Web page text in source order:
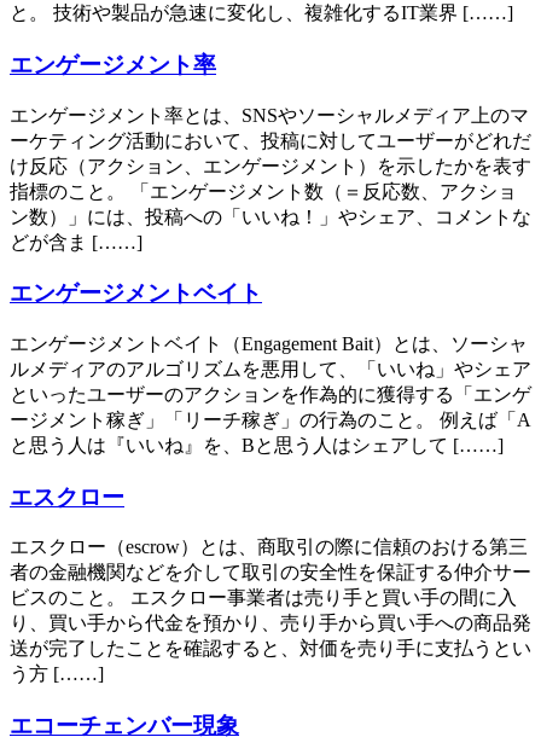
と。 技術や製品が急速に変化し、複雑化するIT業界 [……]
エンゲージメント率
エンゲージメント率とは、SNSやソーシャルメディア上のマ
ーケティング活動において、投稿に対してユーザーがどれだ
け反応（アクション、エンゲージメント）を示したかを表す
指標のこと。 「エンゲージメント数（＝反応数、アクショ
ン数）」には、投稿への「いいね！」やシェア、コメントな
どが含ま [……]
エンゲージメントベイト
エンゲージメントベイト（Engagement Bait）とは、ソーシャ
ルメディアのアルゴリズムを悪用して、「いいね」やシェア
といったユーザーのアクションを作為的に獲得する「エンゲ
ージメント稼ぎ」「リーチ稼ぎ」の行為のこと。 例えば「A
と思う人は『いいね』を、Bと思う人はシェアして [……]
エスクロー
エスクロー（escrow）とは、商取引の際に信頼のおける第三
者の金融機関などを介して取引の安全性を保証する仲介サー
ビスのこと。 エスクロー事業者は売り手と買い手の間に入
り、買い手から代金を預かり、売り手から買い手への商品発
送が完了したことを確認すると、対価を売り手に支払うとい
う方 [……]
エコーチェンバー現象